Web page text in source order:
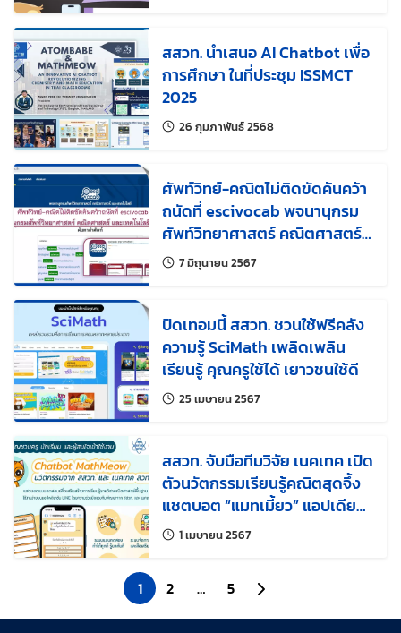
สสวท. นำเสนอ AI Chatbot เพื่อ
การศึกษา ในที่ประชุม ISSMCT
2025
26 กุมภาพันธ์ 2568แก้ไขล่าสุดเมื่อ:
ศัพท์วิทย์-คณิตไม่ติดขัดค้นคว้า
ถนัดที่ escivocab พจนานุกรม
ศัพท์วิทยาศาสตร์ คณิตศาสตร์
และเทคโนโลยี สสวท.
7 มิถุนายน 2567แก้ไขล่าสุดเมื่อ:
ปิดเทอมนี้ สสวท. ชวนใช้ฟรีคลัง
ความรู้ SciMath เพลิดเพลิน
เรียนรู้ คุณครูใช้ได้ เยาวชนใช้ดี
25 เมษายน 2567แก้ไขล่าสุดเมื่อ:
สสวท. จับมือทีมวิจัย เนคเทค เปิด
ตัวนวัตกรรมเรียนรู้คณิตสุดจึ้ง
แชตบอต “แมทเมี้ยว” แอปเดียว
ครบเครื่องโดนใจ
1 เมษายน 2567แก้ไขล่าสุดเมื่อ:
1 2 … 5 ไปยังหน้าถัดไป